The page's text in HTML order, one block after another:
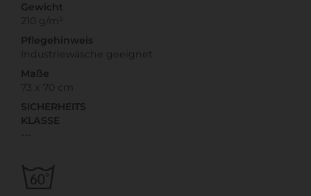
Gewicht
210 g/m²
Pflegehinweis
Industriewäsche geeignet
Maße
73 x 70 cm
SICHERHEITS
KLASSE